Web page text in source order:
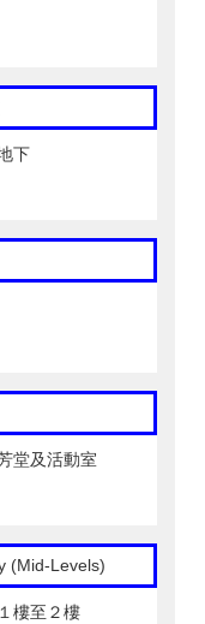
下
堂及活動室
(Mid-Levels)
樓至２樓